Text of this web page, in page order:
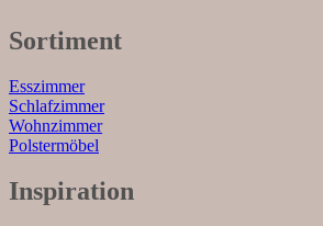
Sortiment
Esszimmer
Schlafzimmer
Wohnzimmer
Polstermöbel
Inspiration